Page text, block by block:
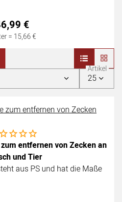
,99 €
= 15,66€
Artikel
25
keine Bewertungen abgegeben
entfernen von Zecken an
und Tier
aus PS und hat die Maße